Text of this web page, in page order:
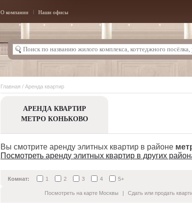
О компании Наши офисы
Главная / Аренда квартир
АРЕНДА КВАРТИР
МЕТРО КОНЬКОВО
Вы смотрите аренду элитных квартир в районе
Посмотреть аренду элитных квартир в других
Комнат: 1 2 3 4 5+
Посмотреть на карте Москвы | Сдать или продать